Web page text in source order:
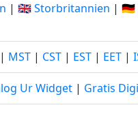
| 🇬🇧 Storbritannien | 🇩🇪
| MST | CST | EST | EET |
Ur Widget | Gratis